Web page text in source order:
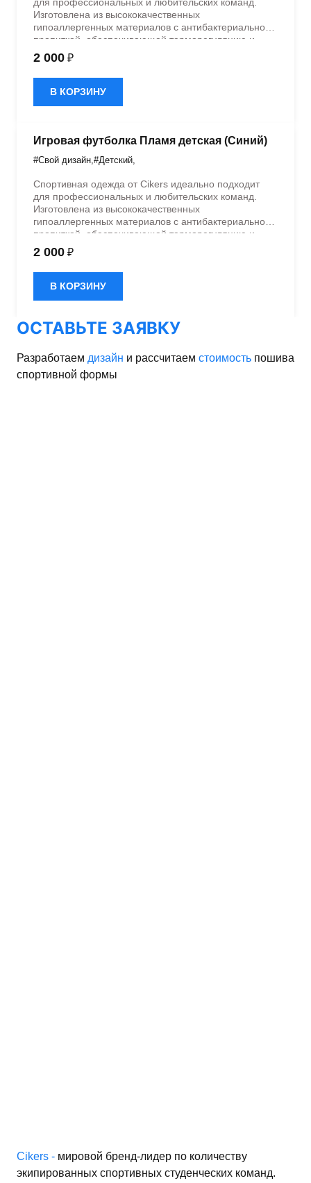
Изготовлена из высококачественных
гипоаллергенных материалов с антибактериальной
пропиткой, обеспечивающей терморегуляцию и
быстрое влагоотведение. Одежда обладает
эластичностью в 5 направлениях и стильным
дизайном.
2 000 ₽
В КОРЗИНУ
Игровая футболка Пламя детская (Синий)
#Свой дизайн #Детский
Спортивная одежда от Cikers идеально подходит
для профессиональных и любительских команд.
Изготовлена из высококачественных
гипоаллергенных материалов с антибактериальной
пропиткой, обеспечивающей терморегуляцию и
быстрое влагоотведение. Одежда обладает
эластичностью в 5 направлениях и стильным
дизайном.
2 000 ₽
В КОРЗИНУ
ОСТАВЬТЕ ЗАЯВКУ
Разработаем дизайн и рассчитаем стоимость пошива
спортивной формы
Cikers - мировой бренд-лидер по количеству
экипированных спортивных студенческих команд.